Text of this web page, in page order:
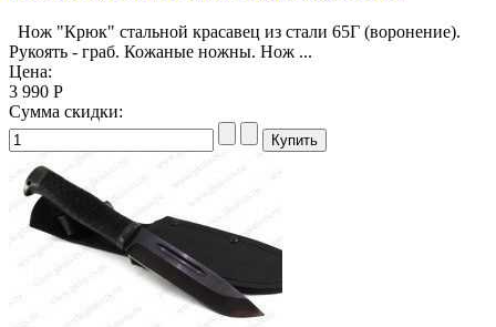
Нож "Крюк" стальной красавец из стали 65Г (воронение).
Рукоять - граб. Кожаные ножны. Нож ...
Цена:
3 990 Р
Сумма скидки: